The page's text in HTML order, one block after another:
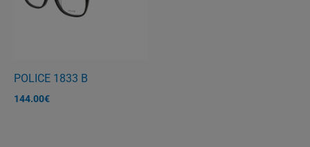
POLICE 1833 B
144.00€